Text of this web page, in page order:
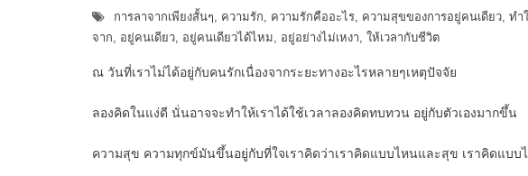
การลาจากเพียงสั้นๆ, ความรัก, ความรักคืออะไร, ความสุขของการอยู่คนเดียว, ทำ
จาก, อยู่คนเดียว, อยู่คนเดียวได้ไหม, อยู่อย่างไม่เหงา, ให้เวลากับชีวิต
ณ วันที่เราไม่ได้อยู่กับคนรักเนื่องจากระยะทางอะไรหลายๆเหตุปัจจัย
ลองคิดในแง่ดี นั่นอาจจะทำให้เราได้ใช้เวลาลองคิดทบทวน อยู่กับตัวเองมากขึ้น
ความสุข ความทุกข์มันขึ้นอยู่กับที่ใจเราคิดว่าเราคิดแบบไหนและสุข เราคิดแบบ